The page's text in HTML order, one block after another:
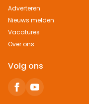
Adverteren
Nieuws melden
Vacatures
Over ons
Volg ons